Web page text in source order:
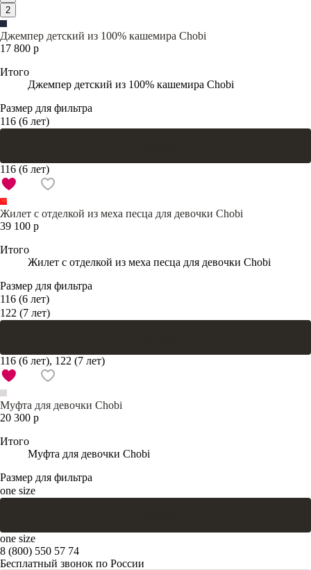
2
Джемпер детский из 100% кашемира Chobi
17 800 р
Итого
Джемпер детский из 100% кашемира Chobi
Размер для фильтра
116 (6 лет)
116 (6 лет)
Жилет с отделкой из меха песца для девочки Chobi
39 100 р
Итого
Жилет с отделкой из меха песца для девочки Chobi
Размер для фильтра
116 (6 лет)
122 (7 лет)
116 (6 лет), 122 (7 лет)
Муфта для девочки Chobi
20 300 р
Итого
Муфта для девочки Chobi
Размер для фильтра
one size
one size
8 (800) 550 57 74
Бесплатный звонок по России